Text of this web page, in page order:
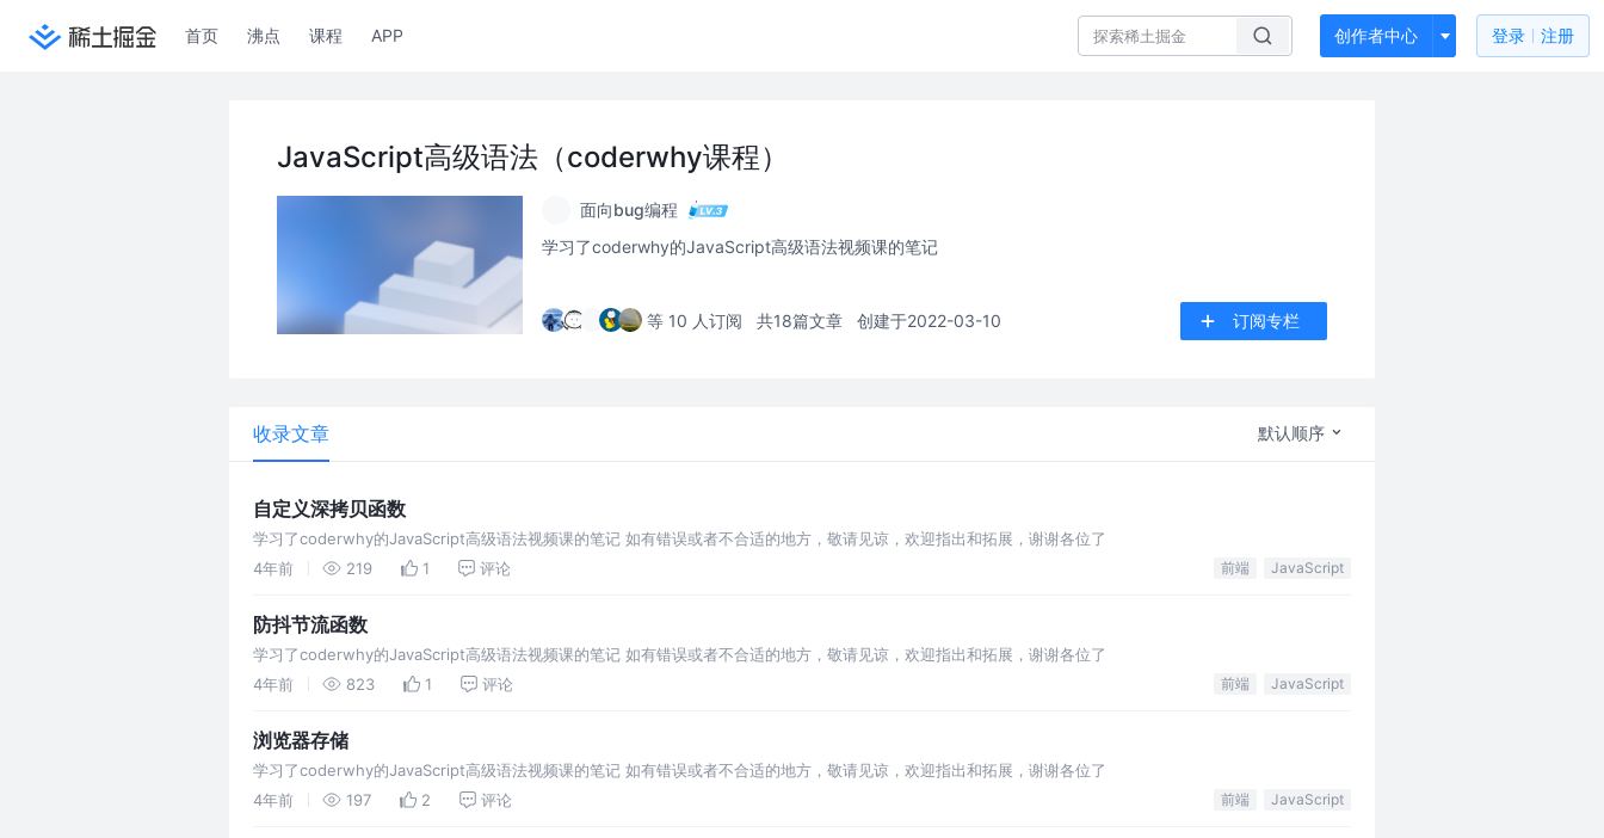
首页 沸点 课程 APP 创作者中心 登录 注册
JavaScript高级语法（coderwhy课程）
面向bug编程
学习了coderwhy的JavaScript高级语法视频课的笔记
等 10 人订阅 共18篇文章 创建于2022-03-10 订阅专栏
收录文章 默认顺序
自定义深拷贝函数
学习了coderwhy的JavaScript高级语法视频课的笔记 如有错误或者不合适的地方，敬请见谅，欢迎指出和拓展，谢谢各位了
4年前
219 1 评论 前端 JavaScript
防抖节流函数
学习了coderwhy的JavaScript高级语法视频课的笔记 如有错误或者不合适的地方，敬请见谅，欢迎指出和拓展，谢谢各位了
4年前
823 1 评论 前端 JavaScript
浏览器存储
学习了coderwhy的JavaScript高级语法视频课的笔记 如有错误或者不合适的地方，敬请见谅，欢迎指出和拓展，谢谢各位了
4年前
197 2 评论 前端 JavaScript